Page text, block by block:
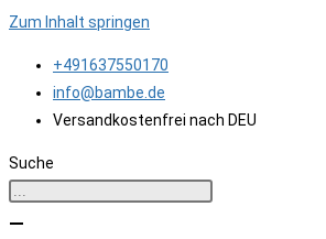
Zum Inhalt springen
+491637550170
info@bambe.de
Versandkostenfrei nach DEU
Suche